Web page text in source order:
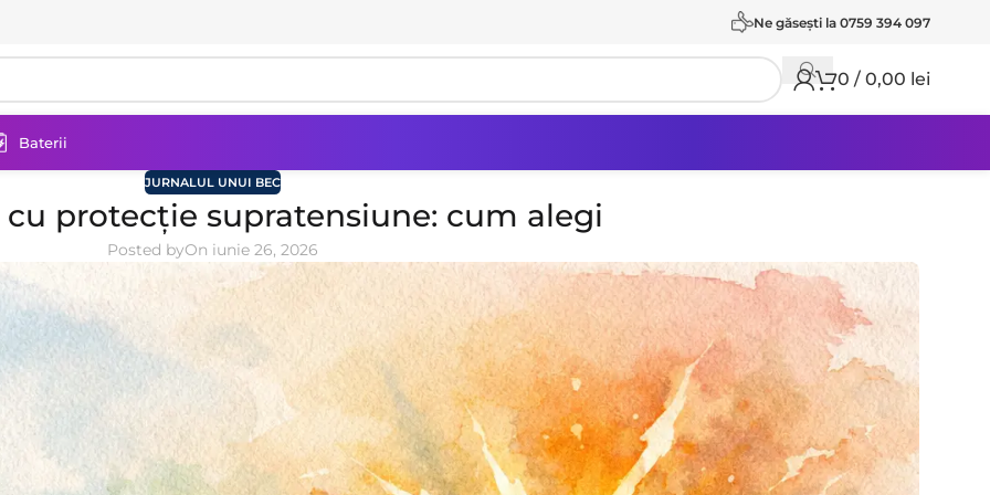
Ne găseşti la 0759 394 097
0 / 0,00 lei
Baterii
JURNALUL UNUI BEC
protecție supratensiune: cum alegi
Posted byOn iunie 26, 2026